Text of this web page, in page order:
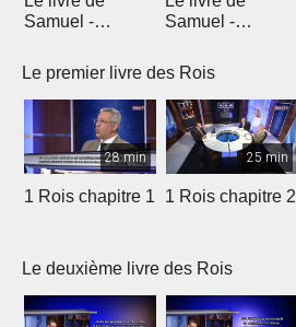
Samuel -
Samuel -
Le premier livre des Rois
28 min
1 Rois chapitre 1
25 min
1 Rois chapitre 2
Le deuxième livre des Rois